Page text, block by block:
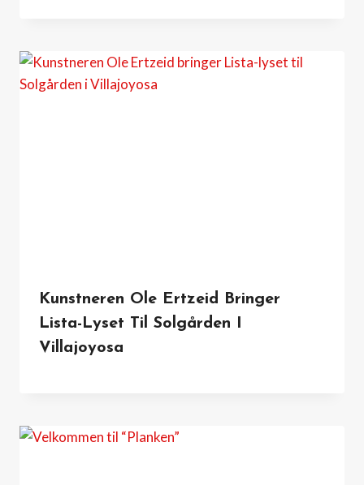
Kunstneren Ole Ertzeid Bringer
Lista-Lyset Til Solgården I
Villajoyosa